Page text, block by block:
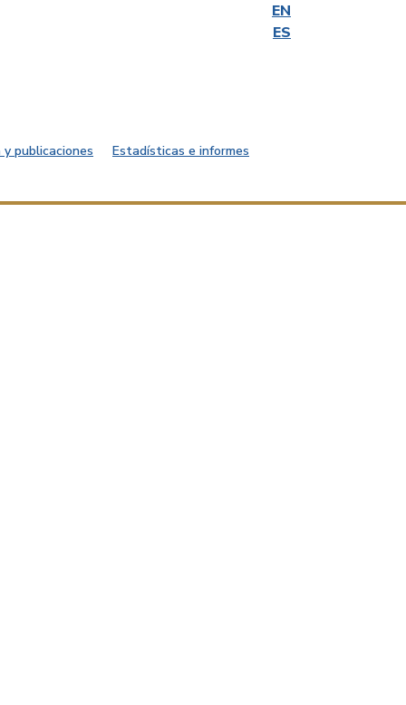
EN
ES
publicaciones Estadísticas e informes